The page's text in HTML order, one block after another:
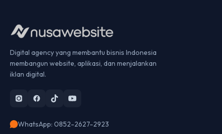
Digital agency yang membantu bisnis Indonesia
membangun website, aplikasi, dan menjalankan
iklan digital.
WhatsApp: 0852-2627-2923